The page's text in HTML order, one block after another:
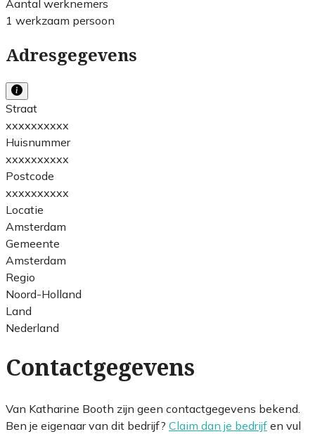
Aantal werknemers
1 werkzaam persoon
Adresgegevens
Straat
xxxxxxxxxx
Huisnummer
xxxxxxxxxx
Postcode
xxxxxxxxxx
Locatie
Amsterdam
Gemeente
Amsterdam
Regio
Noord-Holland
Land
Nederland
Contactgegevens
Van Katharine Booth zijn geen contactgegevens bekend.
Ben je eigenaar van dit bedrijf? Claim dan je bedrijf en vul